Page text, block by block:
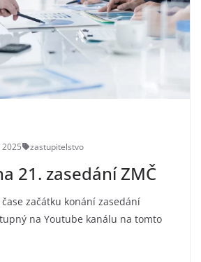
2025 zastupitelstvo
21. zasedání ZMČ
začátku konání zasedání
na Youtube kanálu na tomto